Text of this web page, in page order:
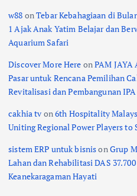
w88 onTebar Kebahagiaan di
1 Ajak Anak Yatim Belajar dan
Aquarium Safari
Discover More Here onPAM
Pasar untuk Rencana Pemilihan
Revitalisasi dan Pembangunan IPA
cakhia tv on6th Hospitality
Uniting Regional Power Players
sistem ERP untuk bisnisonGrup
Lahan dan Rehabilitasi DAS
Keanekaragaman Hayati